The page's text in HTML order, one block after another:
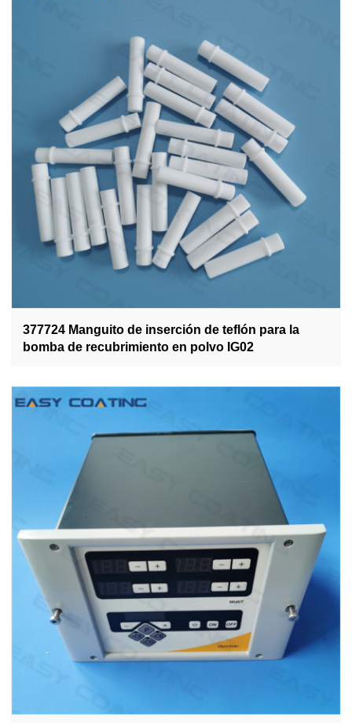
377724 Manguito de inserción de teflón para la
bomba de recubrimiento en polvo IG02